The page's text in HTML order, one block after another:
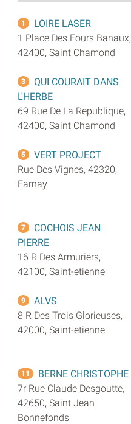
1
LOIRE LASER
1 Place Des Fours Banaux,
42400, Saint Chamond
3
QUI COURAIT DANS
L'HERBE
69 Rue De La Republique,
42400, Saint Chamond
5
VERT PROJECT
Rue Des Vignes, 42320,
Farnay
7
COCHOIS JEAN
PIERRE
16 R Des Armuriers,
42100, Saint-etienne
9
ALVS
8 R Des Trois Glorieuses,
42000, Saint-etienne
11
BERNE CHRISTOPHE
7r Rue Claude Desgoutte,
42650, Saint Jean
Bonnefonds